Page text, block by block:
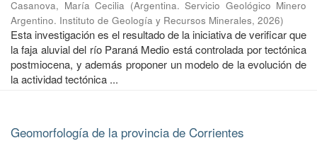
Casanova, María Cecilia (Argentina. Servicio Geológico Minero
Argentino. Instituto de Geología y Recursos Minerales, 2026)
Esta investigación es el resultado de la iniciativa de verificar que
la faja aluvial del río Paraná Medio está controlada por tectónica
postmiocena, y además proponer un modelo de la evolución de
la actividad tectónica ...
Geomorfología de la provincia de Corrientes